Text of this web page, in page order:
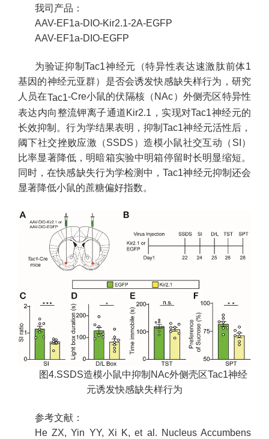
我司产品：
AAV-EF1a-DIO-Kir2.1-2A-EGFP
AAV-EF1a-DIO-EGFP
为验证抑制Tac1神经元（特异性表达速激肽前体1
基因的神经元亚群）是否会诱发快感缺失样行为，研究
人员在Tac1-Cre小鼠的伏隔核（NAc）外侧壳区特异性
表达内向整流钾离子通道Kir2.1，实现对Tac1神经元的
长效抑制。行为学结果表明，抑制Tac1神经元活性后，
阈下社交挫败应激（SSDS）造模小鼠社交互动（SI）
比率显著降低，明暗箱实验中明箱停留时长明显缩短。
同时，在快感缺失行为学检测中，Tac1神经元抑制还会
显著降低小鼠的蔗糖偏好指数。
图4.SSDS造模小鼠中抑制NAc外侧壳区Tac1神经
元诱发快感缺失样行为
参考文献：
He ZX, Yin YY, Xi K, et al. Nucleus Accumbens